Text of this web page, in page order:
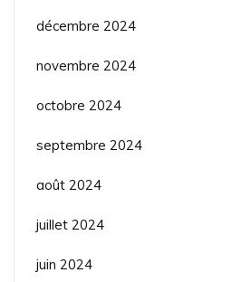
décembre 2024
novembre 2024
octobre 2024
septembre 2024
août 2024
juillet 2024
juin 2024